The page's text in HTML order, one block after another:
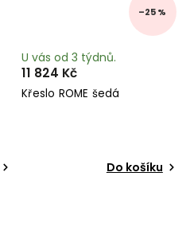
–25 %
Křeslo ROME šedá
U vás od 3 týdnů.
11 824 Kč
Do košíku